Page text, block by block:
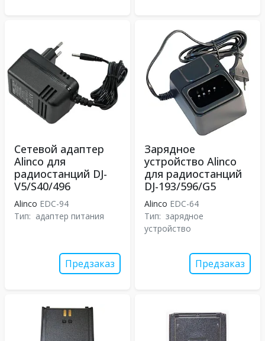
Сетевой адаптер
Alinco для
радиостанций DJ-
V5/S40/496
Alinco EDC-94
Тип: адаптер питания
Предзаказ
Зарядное
устройство Alinco
для радиостанций
DJ-193/596/G5
Alinco EDC-64
Тип: зарядное
устройство
Предзаказ